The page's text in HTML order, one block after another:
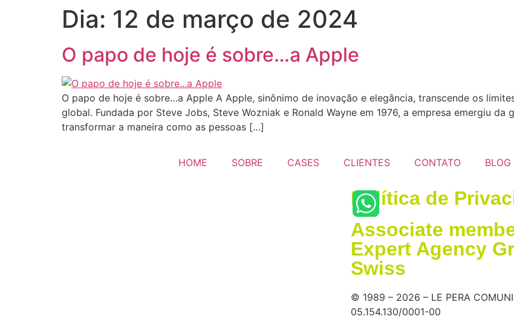
Dia: 12 de março de 2024
O papo de hoje é sobre…a Apple
O papo de hoje é sobre…a Apple A Apple, sinônimo de inovação e elegância, transcende os
global. Fundada por Steve Jobs, Steve Wozniak e Ronald Wayne em 1976, a empresa emergiu
transformar a maneira como as pessoas […]
HOME SOBRE CASES CLIENTES CONTATO BLOG
Política de
Associate
Expert Agency
Swiss
© 1989 – 2026 – LE PERA
05.154.130/0001-00